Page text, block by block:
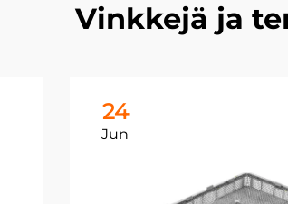
Vinkkejä ja
24
Jun